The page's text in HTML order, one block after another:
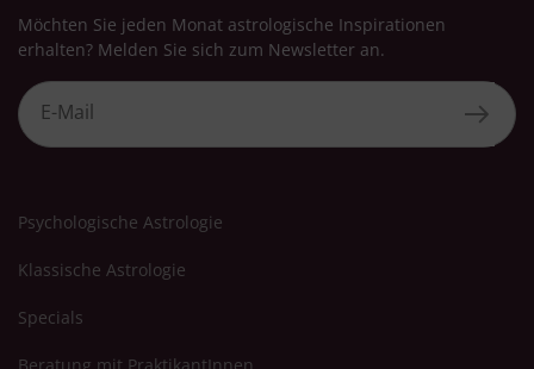
Möchten Sie jeden Monat astrologische Inspirationen
erhalten? Melden Sie sich zum Newsletter an.
Psychologische Astrologie
Klassische Astrologie
Specials